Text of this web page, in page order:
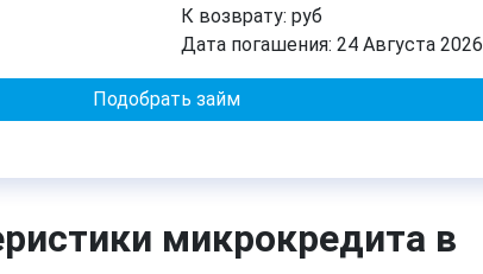
К возврату: руб
Дата погашения: 24 Августа 2026
Подобрать займ
микрокредита в